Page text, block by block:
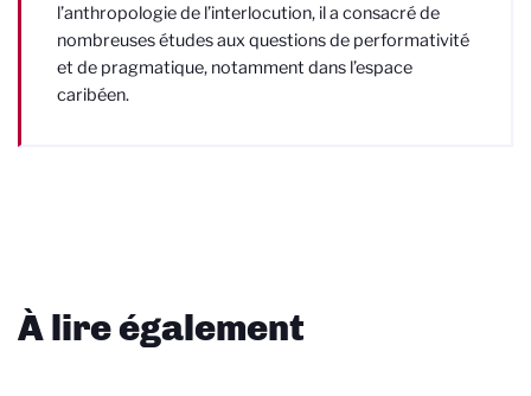
l’anthropologie de l’interlocution, il a consacré de
nombreuses études aux questions de performativité
et de pragmatique, notamment dans l’espace
caribéen.
À lire également